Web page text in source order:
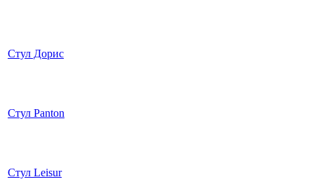
Стул Дорис
Стул Panton
Стул Leisur